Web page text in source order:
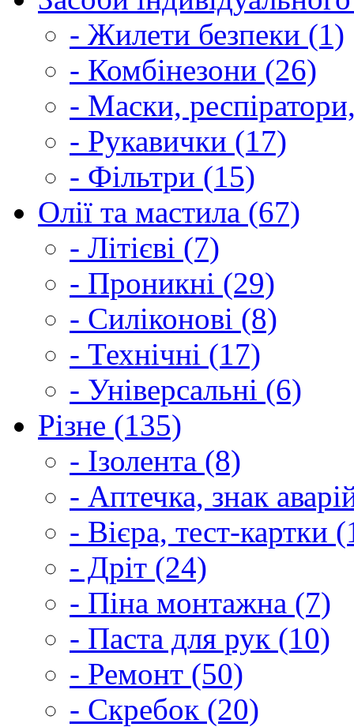
- Жилети безпеки (1)
- Комбінезони (26)
- Маски,
- Рукавички (17)
- Фільтри (15)
Олії та мастила (67)
- Літієві (7)
- Проникні (29)
- Силіконові (8)
- Технічні (17)
- Універсальні (6)
Різне (135)
- Ізолента (8)
- Аптечка, знак
- Вієра, тест-картки
- Дріт (24)
- Піна монтажна (7)
- Паста для рук (10)
- Ремонт (50)
- Скребок (20)